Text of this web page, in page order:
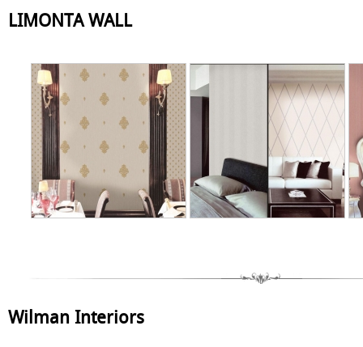
LIMONTA WALL
Wilman Interiors